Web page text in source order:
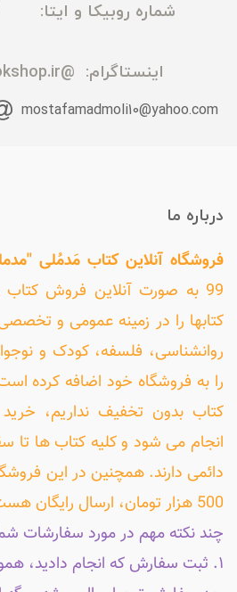
شماره روبیکا و ایتا: 09165435982
اینستاگرام: @madmolibookshop.ir
mostafamadmoli10@yahoo.com
درباره ما
فروشگاه آنلاین کتاب مَدمُلی
99 به صورت آنلاین فروش
کتابها را در زمینه عمومی و
روانشناسی، فلسفه، کودک و
را به فروشگاه خود اضافه کرده
کتاب بدون تخفیف نداریم،
دائمی دارند. همچنین در این
500 هزار تومان، ارسال رایگان هست...
چند نکته مهم در مورد سفارشات
۱. ثبت سفارش که انجام دادید،